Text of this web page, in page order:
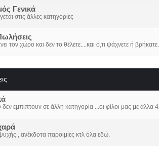
Γενικά
στις άλλες κατηγορίες
τον χώρο και δεν το θέλετε....και ό,τι ψάχνετε ή
εμπίπτουν σε άλλη κατηγορία ...οι φίλοι μας με άλλα
, ανέκδοτα παροιμίες κτλ όλα εδώ.